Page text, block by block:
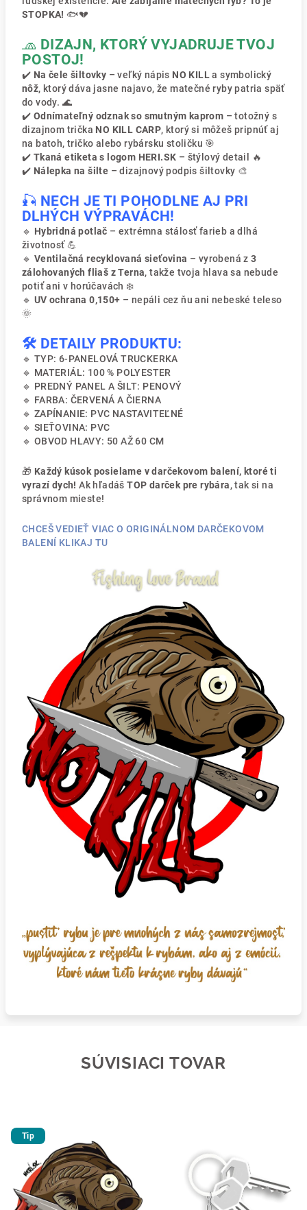
STOPKA! 🐟💔
🧢 DIZAJN, KTORÝ VYJADRUJE TVOJ
POSTOJ!
✔️ Na čele šiltovky – veľký nápis NO KILLa symbolický
nôž, ktorý dáva jasne najavo, že matečné ryby patria späť
do vody. 🌊
✔️ Odnímateľný odznak so smutným kaprom – totožný s
dizajnom trička NO KILL CARP, ktorý si môžeš pripnúť aj
na batoh, tričko alebo rybársku stoličku 🎯
✔️ Tkaná etiketa s logom HERI.SK – štýlový detail 🔥
✔️ Nálepka na šilte – dizajnový podpis šiltovky 🎨
🎣 NECH JE TI POHODLNE AJ PRI
DLHÝCH VÝPRAVÁCH!
🔹 Hybridná potlač – extrémna stálosť farieb a dlhá
životnosť 💪
🔹 Ventilačná recyklovaná sieťovina – vyrobená z3
zálohovaných fliaš z Terna, takže tvoja hlava sa nebude
potiť ani v horúčavách ❄️
🔹 UV ochrana 0,150+ – nepáli cez ňu ani nebeské teleso
🌞
🛠️ DETAILY PRODUKTU:
🔹 TYP: 6-PANELOVÁ TRUCKERKA
🔹 MATERIÁL: 100 % POLYESTER
🔹 PREDNÝ PANEL A ŠILT: PENOVÝ
🔹 FARBA: ČERVENÁ A ČIERNA
🔹 ZAPÍNANIE: PVC NASTAVITEĽNÉ
🔹 SIEŤOVINA: PVC
🔹 OBVOD HLAVY: 50 AŽ 60 CM
🎁 Každý kúsok posielame v darčekovom balení, ktoré ti
vyrazí dych! Ak hľadášTOP darček pre rybára, tak si na
správnom mieste!
CHCEŠ VEDIEŤ VIAC O ORIGINÁLNOM DARČEKOVOM
BALENÍ KLIKAJ TU
SÚVISIACI TOVAR
Tip